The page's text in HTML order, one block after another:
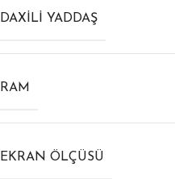
DAXILI YADDAŞ
RAM
EKRAN ÖLÇÜSÜ